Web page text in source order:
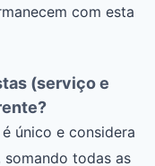
com esta
(serviço e
único e considera
somando todas as